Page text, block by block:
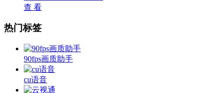
查 看
热门标签
90fps画质助手
cu语音